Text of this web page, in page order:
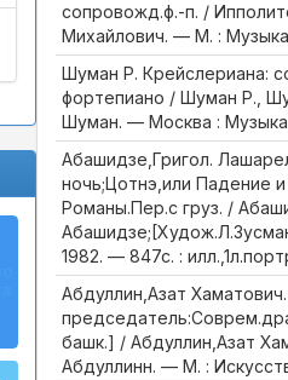
сопровожд.ф.-п. /
Михайлович. — М. :
Шуман Р. Крейслериана:
фортепиано / Шуман Р.,
Шуман. — Москва :
Абашидзе,Григол.
ночь;Цотнэ,или Падение
Романы.Пер.с груз. /
1982. — 847с. :
Абдуллин,Азат
башк.] / Абдуллин,Азат
Абдуллинн. — М. :